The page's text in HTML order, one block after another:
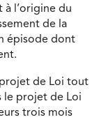
à l’origine du
de la
épisode dont
de Loi tout
le projet de Loi
trois mois